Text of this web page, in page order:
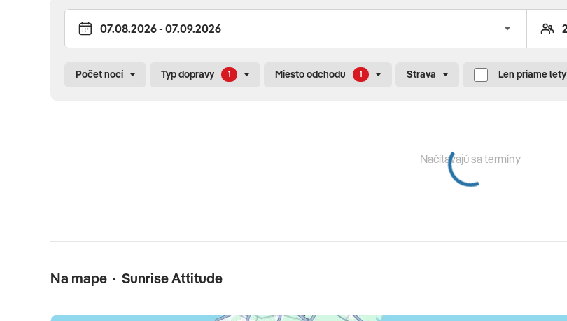
Celková cena zahŕňa
leteckú dopravu, ubytovanie, stravovanie podľa výberu, servisné poplatky (letiskové poplatky, bezpečnostná
taxa, iné poplatky súvisiace s vykonaním leteckej dopravy), transfery letisko - hotel - letisko
Počet nocí Typ dopravy 1 Miesto odchodu 1 Strava Len priame lety
Načítavajú sa termíny
Na mape · Sunrise Attitude